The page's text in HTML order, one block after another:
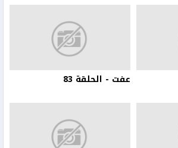
عفت - الحلقة 83